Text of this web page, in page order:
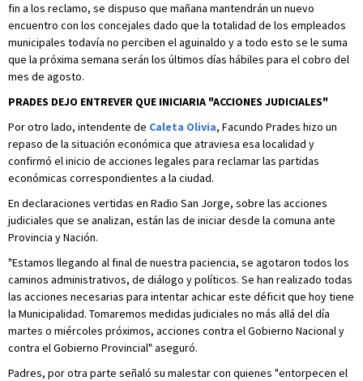
fin a los reclamo, se dispuso que mañana mantendrán un nuevo
encuentro con los concejales dado que la totalidad de los empleados
municipales todavía no perciben el aguinaldo y a todo esto se le suma
que la próxima semana serán los últimos días hábiles para el cobro del
mes de agosto.
PRADES DEJO ENTREVER QUE INICIARIA "ACCIONES JUDICIALES"
Por otro lado, intendente de Caleta Olivia, Facundo Prades hizo un
repaso de la situación económica que atraviesa esa localidad y
confirmó el inicio de acciones legales para reclamar las partidas
económicas correspondientes a la ciudad.
En declaraciones vertidas en Radio San Jorge, sobre las acciones
judiciales que se analizan, están las de iniciar desde la comuna ante
Provincia y Nación.
"Estamos llegando al final de nuestra paciencia, se agotaron todos los
caminos administrativos, de diálogo y políticos. Se han realizado todas
las acciones necesarias para intentar achicar este déficit que hoy tiene
la Municipalidad. Tomaremos medidas judiciales no más allá del día
martes o miércoles próximos, acciones contra el Gobierno Nacional y
contra el Gobierno Provincial" aseguró.
Padres, por otra parte señaló su malestar con quienes "entorpecen el